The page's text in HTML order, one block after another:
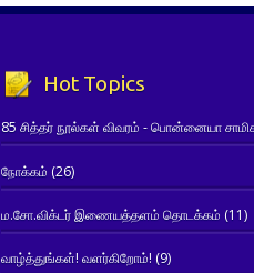
Hot Topics
85 சித்தர் நூல்கள் விவரம் - பொன்னையா
நோக்கம் (26)
ம.சோ.விக்டர் இணையத்தளம் தொடக்கம் (11)
வாழ்த்துங்கள்! வளர்கிறோம்! (9)